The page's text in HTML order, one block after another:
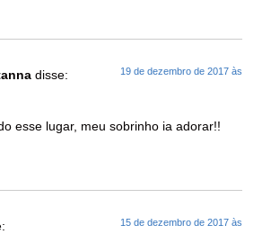
disse: 19 de dezembro de 2017 às
esse lugar, meu sobrinho ia adorar!!
15 de dezembro de 2017 às